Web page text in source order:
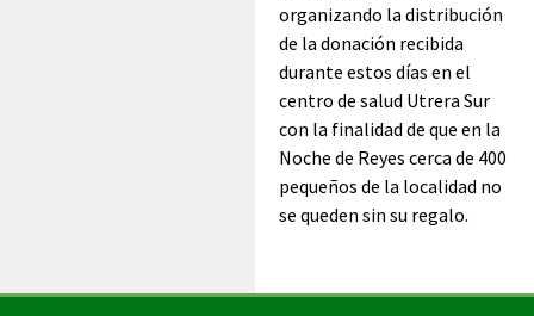
organizando la distribución
de la donación recibida
durante estos días en el
centro de salud Utrera Sur
con la finalidad de que en la
Noche de Reyes cerca de 400
pequeños de la localidad no
se queden sin su regalo.